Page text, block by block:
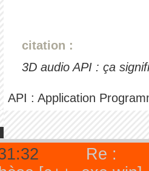
citation :
3D audio API : ça
API : Application
Re :